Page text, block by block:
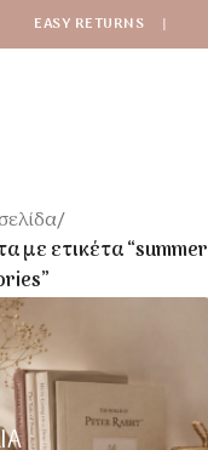
EASY RETURNS |
/
με ετικέτα “summer